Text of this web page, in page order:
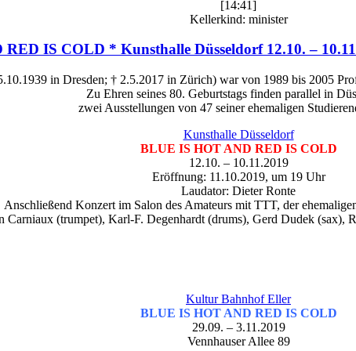
[14:41]
Kellerkind: minister
IS COLD * Kunsthalle Düsseldorf 12.10. –
in Dresden; † 2.5.2017 in Zürich) war von 1989 bis 2005
Zu Ehren seines 80. Geburtstags finden parallel in
zwei Ausstellungen von 47 seiner ehemaligen
Kunsthalle Düsseldorf
BLUE IS HOT AND RED IS COLD
12.10. – 10.11.2019
Eröffnung: 11.10.2019, um 19 Uhr
Laudator: Dieter Ronte
Anschließend Konzert im Salon des Amateurs mit TTT, der
Carniaux (trumpet), Karl-F. Degenhardt (drums), Gerd Dudek (sax),
Kultur Bahnhof Eller
BLUE IS HOT AND RED IS COLD
29.09. – 3.11.2019
Vennhauser Allee 89